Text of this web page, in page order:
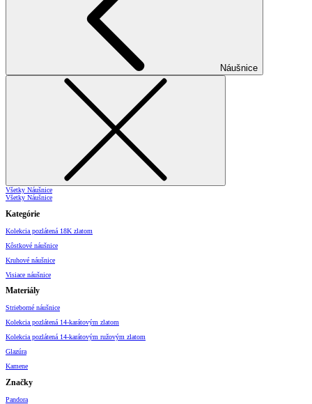
Náušnice
Všetky Náušnice
Všetky Náušnice
Kategórie
Kolekcia pozlátená 18K zlatom
Kôstkové náušnice
Kruhové náušnice
Visiace náušnice
Materiály
Strieborné náušnice
Kolekcia pozlátená 14-karátovým zlatom
Kolekcia pozlátená 14-karátovým ružovým zlatom
Glazúra
Kamene
Značky
Pandora